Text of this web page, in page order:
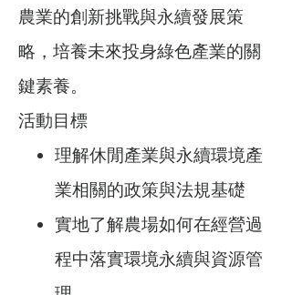
農業的創新挑戰與永續發展策
略，培養未來投身綠色產業的關
鍵素養。
活動目標
理解休閒產業與永續環境產
業相關的政策與法規基礎
實地了解農場如何在經營過
程中落實環境永續與資源管